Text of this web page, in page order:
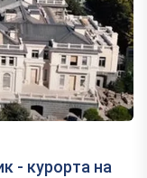
- курорта на